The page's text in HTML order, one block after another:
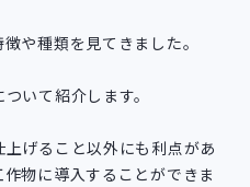
や種類を見てきました。
いて紹介します。
げること以外にも利点があ
物に導入することができま